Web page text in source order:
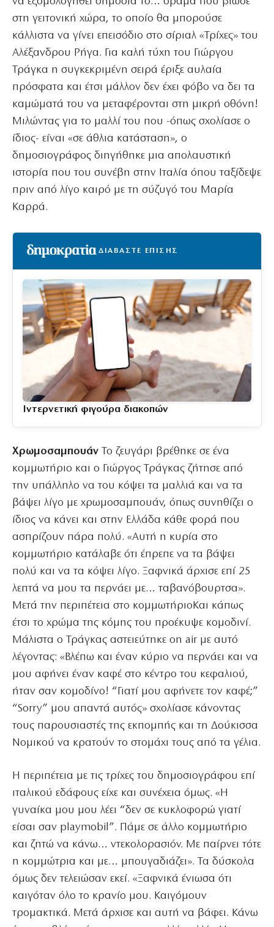
στη γειτονική χώρα, το οποίο θα μπορούσε
κάλλιστα να γίνει επεισόδιο στο σίριαλ «Τρίχες» του
Αλέξανδρου Ρήγα. Για καλή τύχη του Γιώργου
Τράγκα η συγκεκριμένη σειρά έριξε αυλαία
πρόσφατα και έτσι μάλλον δεν έχει φόβο να δει τα
καμώματά του να μεταφέρονται στη μικρή οθόνη!
Μιλώντας για το μαλλί του που -όπως σχολίασε ο
ίδιος- είναι «σε άθλια κατάσταση», ο
δημοσιογράφος διηγήθηκε μια απολαυστική
ιστορία που του συνέβη στην Ιταλία όπου ταξίδεψε
πριν από λίγο καιρό με τη σύζυγό του Μαρία
Καρρά.
ΔΙΑΒΑΣΤΕ ΕΠΙΣΗΣ
Ιντερνετική φιγούρα διακοπών
ΧρωμοσαμπουάνΤο ζευγάρι βρέθηκε σε ένα
κομμωτήριο και ο Γιώργος Τράγκας ζήτησε από
την υπάλληλο να του κόψει τα μαλλιά και να τα
βάψει λίγο με χρωμοσαμπουάν, όπως συνηθίζει ο
ίδιος να κάνει και στην Ελλάδα κάθε φορά που
ασπρίζουν πάρα πολύ. «Αυτή η κυρία στο
κομμωτήριο κατάλαβε ότι έπρεπε να τα βάψει
πολύ και να τα κόψει λίγο. Ξαφνικά άρχισε επί 25
λεπτά να μου τα περνάει με… ταβανόβουρτσα».
Mετά την περιπέτεια στο κομμωτήριοΚαι κάπως
έτσι το χρώμα της κόμης του προέκυψε κομοδινί.
Μάλιστα ο Τράγκας αστειεύτηκε on air με αυτό
λέγοντας: «Βλέπω και έναν κύριο να περνάει και να
μου αφήνει έναν καφέ στο κέντρο του κεφαλιού,
ήταν σαν κομοδίνο! “Γιατί μου αφήνετε τον καφέ;”
“Sorry” μου απαντά αυτός» σχολίασε κάνοντας
τους παρουσιαστές της εκπομπής και τη Δούκισσα
Νομικού να κρατούν το στομάχι τους από τα γέλια.
Η περιπέτεια με τις τρίχες του δημοσιογράφου επί
ιταλικού εδάφους είχε και συνέχεια όμως. «Η
γυναίκα μου μου λέει “δεν σε κυκλοφορώ γιατί
είσαι σαν playmobil”. Πάμε σε άλλο κομμωτήριο
και ζητώ να κάνω… ντεκολορασιόν. Με παίρνει τότε
η κομμώτρια και με… μπουγαδιάζει». Τα δύσκολα
όμως δεν τελειώσαν εκεί. «Ξαφνικά ένιωσα ότι
καιγόταν όλο το κρανίο μου. Καιγόμουν
τρομακτικά. Μετά άρχισε και αυτή να βάφει. Κάνω